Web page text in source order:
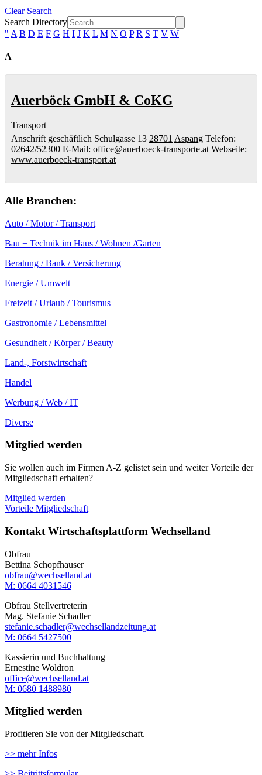
Clear Search
Search Directory
" A B D E F G H I J K L M N O P R S T V W
A
Auerböck GmbH & CoKG
Transport
Anschrift geschäftlich Schulgasse 13 28701 Aspang Telefon:
02642/52300 E-Mail: office@auerboeck-transporte.at Webseite:
www.auerboeck-transport.at
Alle Branchen:
Auto / Motor / Transport
Bau + Technik im Haus / Wohnen /Garten
Beratung / Bank / Versicherung
Energie / Umwelt
Freizeit / Urlaub / Tourismus
Gastronomie / Lebensmittel
Gesundheit / Körper / Beauty
Land-, Forstwirtschaft
Handel
Werbung / Web / IT
Diverse
Mitglied werden
Sie wollen auch im Firmen A-Z gelistet sein und weiter Vorteile der
Mitgliedschaft erhalten?
Mitglied werden
Vorteile Mitgliedschaft
Kontakt Wirtschaftsplattform Wechselland
Obfrau
Bettina Schopfhauser
obfrau@wechselland.at
M: 0664 4031546
Obfrau Stellvertreterin
Mag. Stefanie Schadler
stefanie.schadler@wechsellandzeitung.at
M: ‭0664 5427500‬
Kassierin und Buchhaltung
Ernestine Woldron
office@wechselland.at
M: ‭0680 1488980‬
Mitglied werden
Profitieren Sie von der Mitgliedschaft.
>> mehr Infos